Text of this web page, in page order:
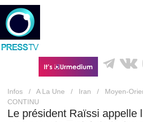
Infos / A La Une / Iran / Moyen-
CONTINU
Le président Raïssi appelle